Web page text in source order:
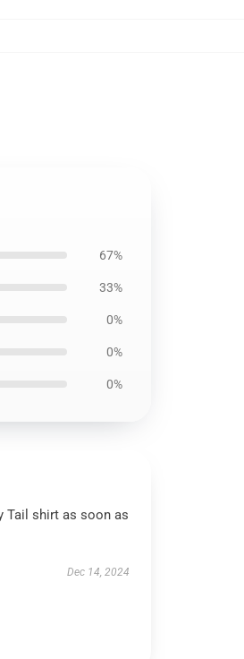
67%
33%
0%
0%
0%
Tail shirt as soon as
Dec 14, 2024